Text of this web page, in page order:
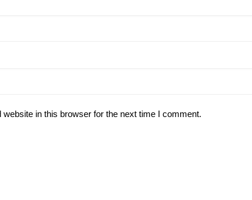
in this browser for the next time I comment.